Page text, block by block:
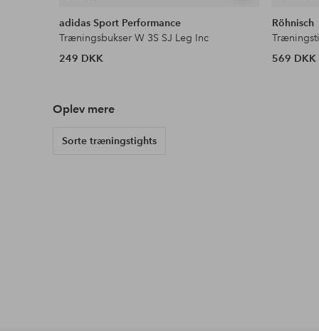
adidas Sport Performance
Træningsbukser W 3S SJ Leg Inc
249 DKK
Röhnisch
569 DKK
Oplev mere
Sorte træningstights